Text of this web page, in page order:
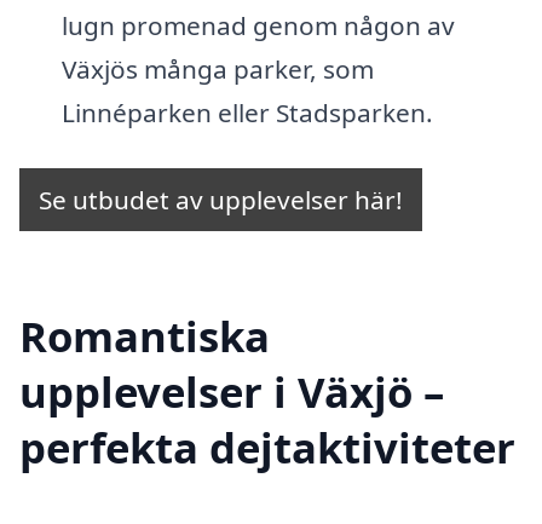
lugn promenad genom någon av
Växjös många parker, som
Linnéparken eller Stadsparken.
Se utbudet av upplevelser här!
Romantiska
upplevelser i Växjö –
perfekta dejtaktiviteter